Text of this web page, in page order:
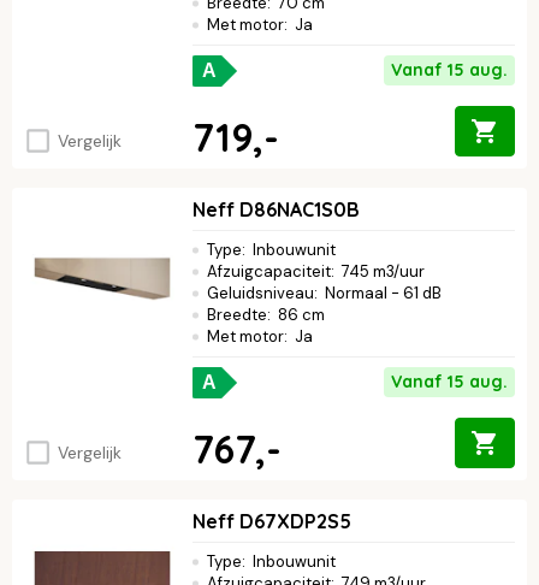
Vergelijk
Met motor: Ja
A Vanaf 15 aug.
719,-
Vergelijk
Neff D86NAC1S0B
Type: Inbouwunit
Afzuigcapaciteit: 745 m3/uur
Geluidsniveau: Normaal - 61 dB
Breedte: 86 cm
Met motor: Ja
A Vanaf 15 aug.
767,-
Neff D67XDP2S5
Type: Inbouwunit